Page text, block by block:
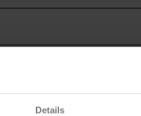
Details